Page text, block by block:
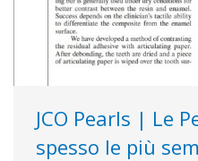
JCO Pearls | Le
spesso le più